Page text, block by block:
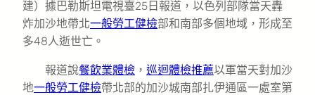
建）據巴勒斯坦電視臺25日報道，以色列部隊當天轟
炸加沙地帶北一般勞工健檢部和南部多個地域，形成至
多48人逝世亡。
報道說餐飲業體檢 ， 巡迴體檢推薦以軍當天對加沙
地一般勞工健檢帶北部的加沙城南部扎伊通區一處室第